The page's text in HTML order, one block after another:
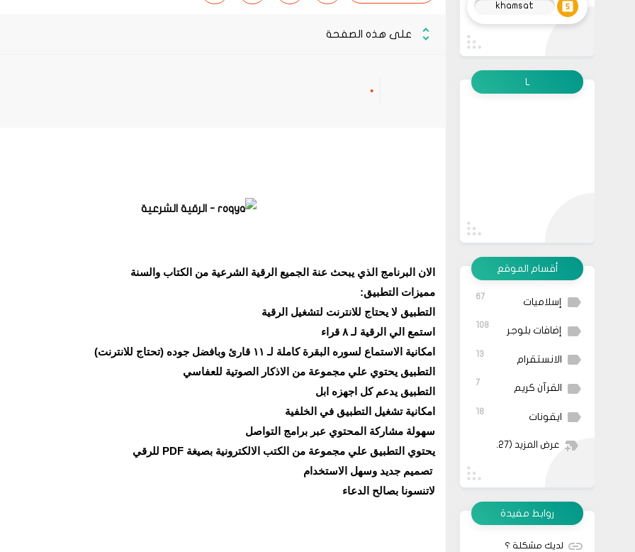
على هذه الصفحة
الان البرنامج الذي يبحث عنة الجميع الرقية الشرعية من الكتاب والسنة
مميزات التطبيق:
التطبيق لا يحتاج للانترنت لتشغيل الرقية
استمع الي الرقية لـ ٨ قراء
امكانية الاستماع لسوره البقرة كاملة لـ ١١ قارئ وبافضل جوده (تحتاج للانترنت)
التطبيق يحتوي علي مجموعة من الاذكار الصوتية للعفاسي
التطبيق يدعم كل اجهزه ابل
امكانية تشغيل التطبيق في الخلفية
سهولة مشاركة المحتوي عبر برامج التواصل
يحتوي التطبيق علي مجموعة من الكتب الالكترونية بصيغة PDF للرقي
تصميم جديد وسهل الاستخدام
لاتنسونا بصالح الدعاء
khamsat
L
أقسام الموقع
إسلاميات 67
إضافات بلوجر 108
الانستقرام 13
القرآن كريم 7
ايقونات 18
عرض المزيد (27)
روابط مفيدة
لديك مشكلة ؟